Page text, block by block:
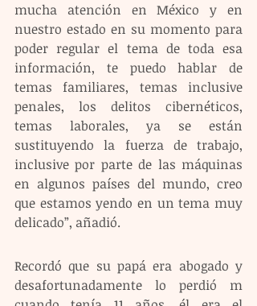
mucha atención en México y en
nuestro estado en su momento para
poder regular el tema de toda esa
información, te puedo hablar de
temas familiares, temas inclusive
penales, los delitos cibernéticos,
temas laborales, ya se están
sustituyendo la fuerza de trabajo,
inclusive por parte de las máquinas
en algunos países del mundo, creo
que estamos yendo en un tema muy
delicado”, añadió.
Recordó que su papá era abogado y
desafortunadamente lo perdió m